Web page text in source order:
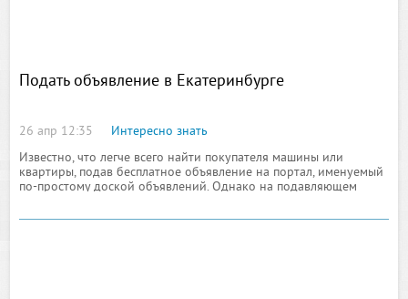
Подать объявление в Екатеринбурге
26 апр 12:35
Интересно знать
Известно, что легче всего найти покупателя машины или
квартиры, подав бесплатное объявление на портал, именуемый
по-простому доской объявлений. Однако на подавляющем
регистрации, подачи и управления текстовым объявлением, из-